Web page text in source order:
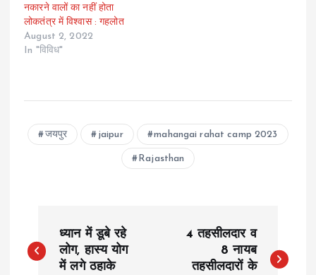
नकारने वालों का नहीं होता
लोकतंत्र में विश्वास : गहलोत
August 2, 2022
In "विविध"
जयपुर jaipur mahangai rahat camp 2023
Rajasthan
o
ध्यान में डूबे रहे
लोग, हास्य योग
में लगे ठहाके
4 तहसीलदार व
8 नायब
तहसीलदारों के